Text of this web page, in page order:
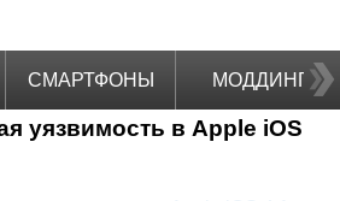
СМАРТФОНЫ МОДДИНГ
уязвимость в Apple iOS